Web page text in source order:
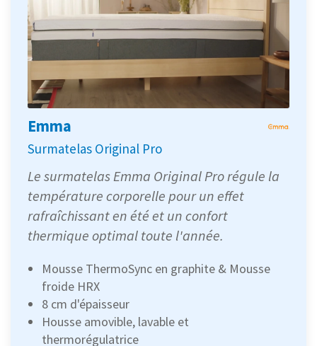
Emma
Surmatelas Original Pro
Le surmatelas Emma Original Pro régule la
température corporelle pour un effet
rafraîchissant en été et un confort
thermique optimal toute l'année.
Mousse ThermoSync en graphite & Mousse
froide HRX
8 cm d'épaisseur
Housse amovible, lavable et
thermorégulatrice